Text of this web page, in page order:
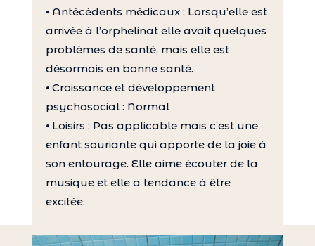
⦁ Antécédents médicaux : Lorsqu’elle est
arrivée à l’orphelinat elle avait quelques
problèmes de santé, mais elle est
désormais en bonne santé.
⦁ Croissance et développement
psychosocial : Normal
⦁ Loisirs : Pas applicable mais c’est une
enfant souriante qui apporte de la joie à
son entourage. Elle aime écouter de la
musique et elle a tendance à être
excitée.